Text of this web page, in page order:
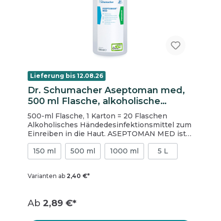
Lieferung bis 12.08.26
Dr. Schumacher Aseptoman med,
500 ml Flasche, alkoholische
Händedesinfektion
500-ml Flasche, 1 Karton = 20 Flaschen
Alkoholisches Händedesinfektionsmittel zum
Einreiben in die Haut. ASEPTOMAN MED ist
das ideale Produkt für die tägliche
Anwendung. Durch seinen niedrigen
Alkoholanteil ist es besonders hautfreundlich
Wirkspektrum. ASEPTOMAN MED ist
Rota- und Adenoviren und erfüllt die
150 ml 500 ml 1000 ml 5 L
Varianten ab 2,40 €*
Ab 2,89 €*